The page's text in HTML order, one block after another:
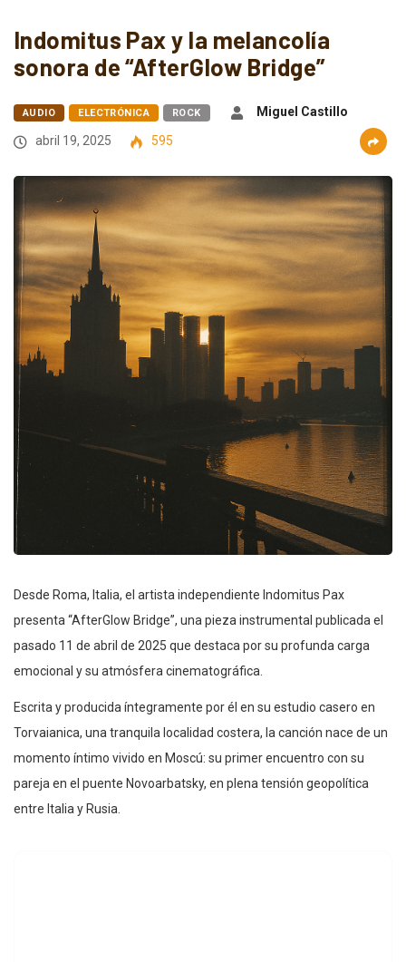
Indomitus Pax y la melancolía
sonora de “AfterGlow Bridge”
AUDIO ELECTRÓNICA ROCK
Miguel Castillo
abril 19, 2025
595
Desde Roma, Italia, el artista independiente Indomitus Pax
presenta “AfterGlow Bridge”, una pieza instrumental publicada el
pasado 11 de abril de 2025 que destaca por su profunda carga
emocional y su atmósfera cinematográfica.
Escrita y producida íntegramente por él en su estudio casero en
Torvaianica, una tranquila localidad costera, la canción nace de un
momento íntimo vivido en Moscú: su primer encuentro con su
pareja en el puente Novoarbatsky, en plena tensión geopolítica
entre Italia y Rusia.